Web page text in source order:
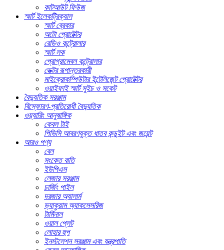
কাটআউট ফিউজ
স্মার্ট ইলেকট্রিক্যাল
স্মার্ট ব্রেকার
অটো প্রোটেক্টর
রেডিও কন্ট্রোলার
স্মার্ট লক
প্রোগ্রামেবল কন্ট্রোলার
ভেক্টর রূপান্তরকারী
মাইক্রোকম্পিউটার ইন্টেলিজেন্ট প্রোটেক্টর
ওয়াইফাই স্মার্ট সুইচ ও সকেট
বৈদ্যুতিক সরঞ্জাম
বিস্ফোরণ-প্রতিরোধী বৈদ্যুতিক
ওয়্যারিং আনুষাঙ্গিক
কেবল টাই
পিভিসি আবরণযুক্ত ধাতব কন্ডুইট এবং জয়েন্ট
আরও পণ্য
বেল
সংকেত বাতি
ইউপিএস
লেজার সরঞ্জাম
চার্জিং পাইল
দরজার অ্যালার্ম
ভ্যাকুয়াম অ্যাকসেসরিজ
টার্মিনাল
ওয়াল প্লেট
লোহার হুপ
ইনস্টলেশন সরঞ্জাম এবং যন্ত্রপাতি